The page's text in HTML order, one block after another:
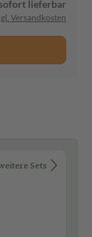
sofort lieferbar
Versandkosten
Sets